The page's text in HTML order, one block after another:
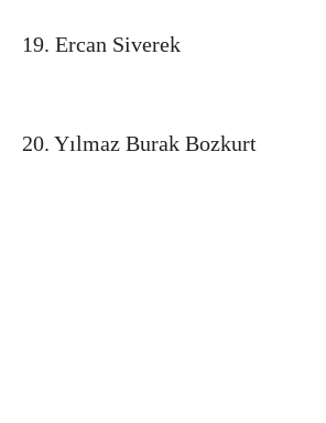
19. Ercan Siverek
20. Yılmaz Burak Bozkurt